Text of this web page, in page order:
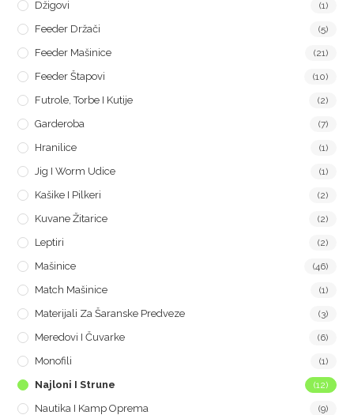
Džigovi (1)
Feeder Držači (5)
Feeder Mašinice (21)
Feeder Štapovi (10)
Futrole, Torbe I Kutije (2)
Garderoba (7)
Hranilice (1)
Jig I Worm Udice (1)
Kašike I Pilkeri (2)
Kuvane Žitarice (2)
Leptiri (2)
Mašinice (46)
Match Mašinice (1)
Materijali Za Šaranske Predveze (3)
Meredovi I Čuvarke (6)
Monofili (1)
Najloni I Strune (12)
Nautika I Kamp Oprema (9)